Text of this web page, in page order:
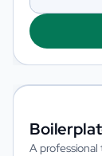
A professional